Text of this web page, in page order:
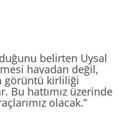
belirten Uysal
havadan değil,
görüntü kirliliği
Bu hattımız üzerinde
olacak.”